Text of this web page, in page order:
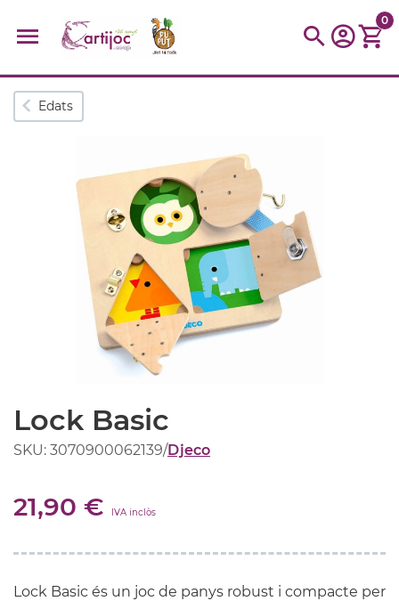
Cerques populars
parquing tinkering kit
0
Edats
Lock Basic
SKU: 3070900062139/Djeco
21,90 € IVA inclòs
Lock Basic és un joc de panys robust i compacte per